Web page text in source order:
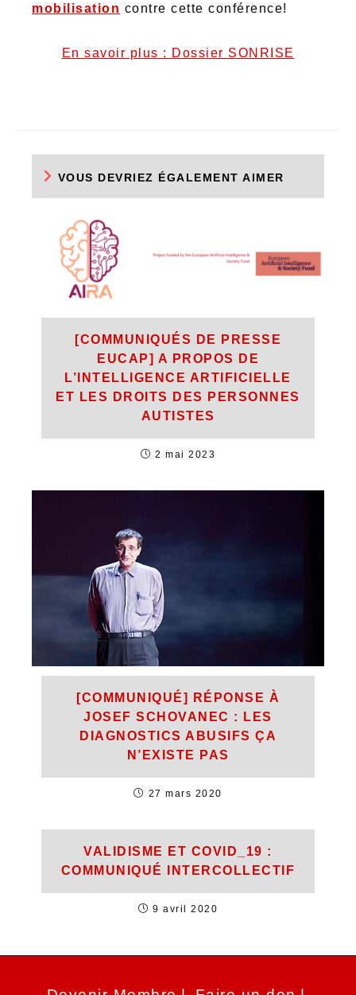
mobilisation contre cette conférence!
En savoir plus : Dossier SONRISE
VOUS DEVRIEZ ÉGALEMENT AIMER
[COMMUNIQUÉS DE PRESSE
EUCAP] A PROPOS DE
L’INTELLIGENCE ARTIFICIELLE
ET LES DROITS DES PERSONNES
AUTISTES
2 mai 2023
[COMMUNIQUÉ] RÉPONSE À
JOSEF SCHOVANEC : LES
DIAGNOSTICS ABUSIFS ÇA
N’EXISTE PAS
27 mars 2020
VALIDISME ET COVID_19 :
COMMUNIQUÉ INTERCOLLECTIF
9 avril 2020